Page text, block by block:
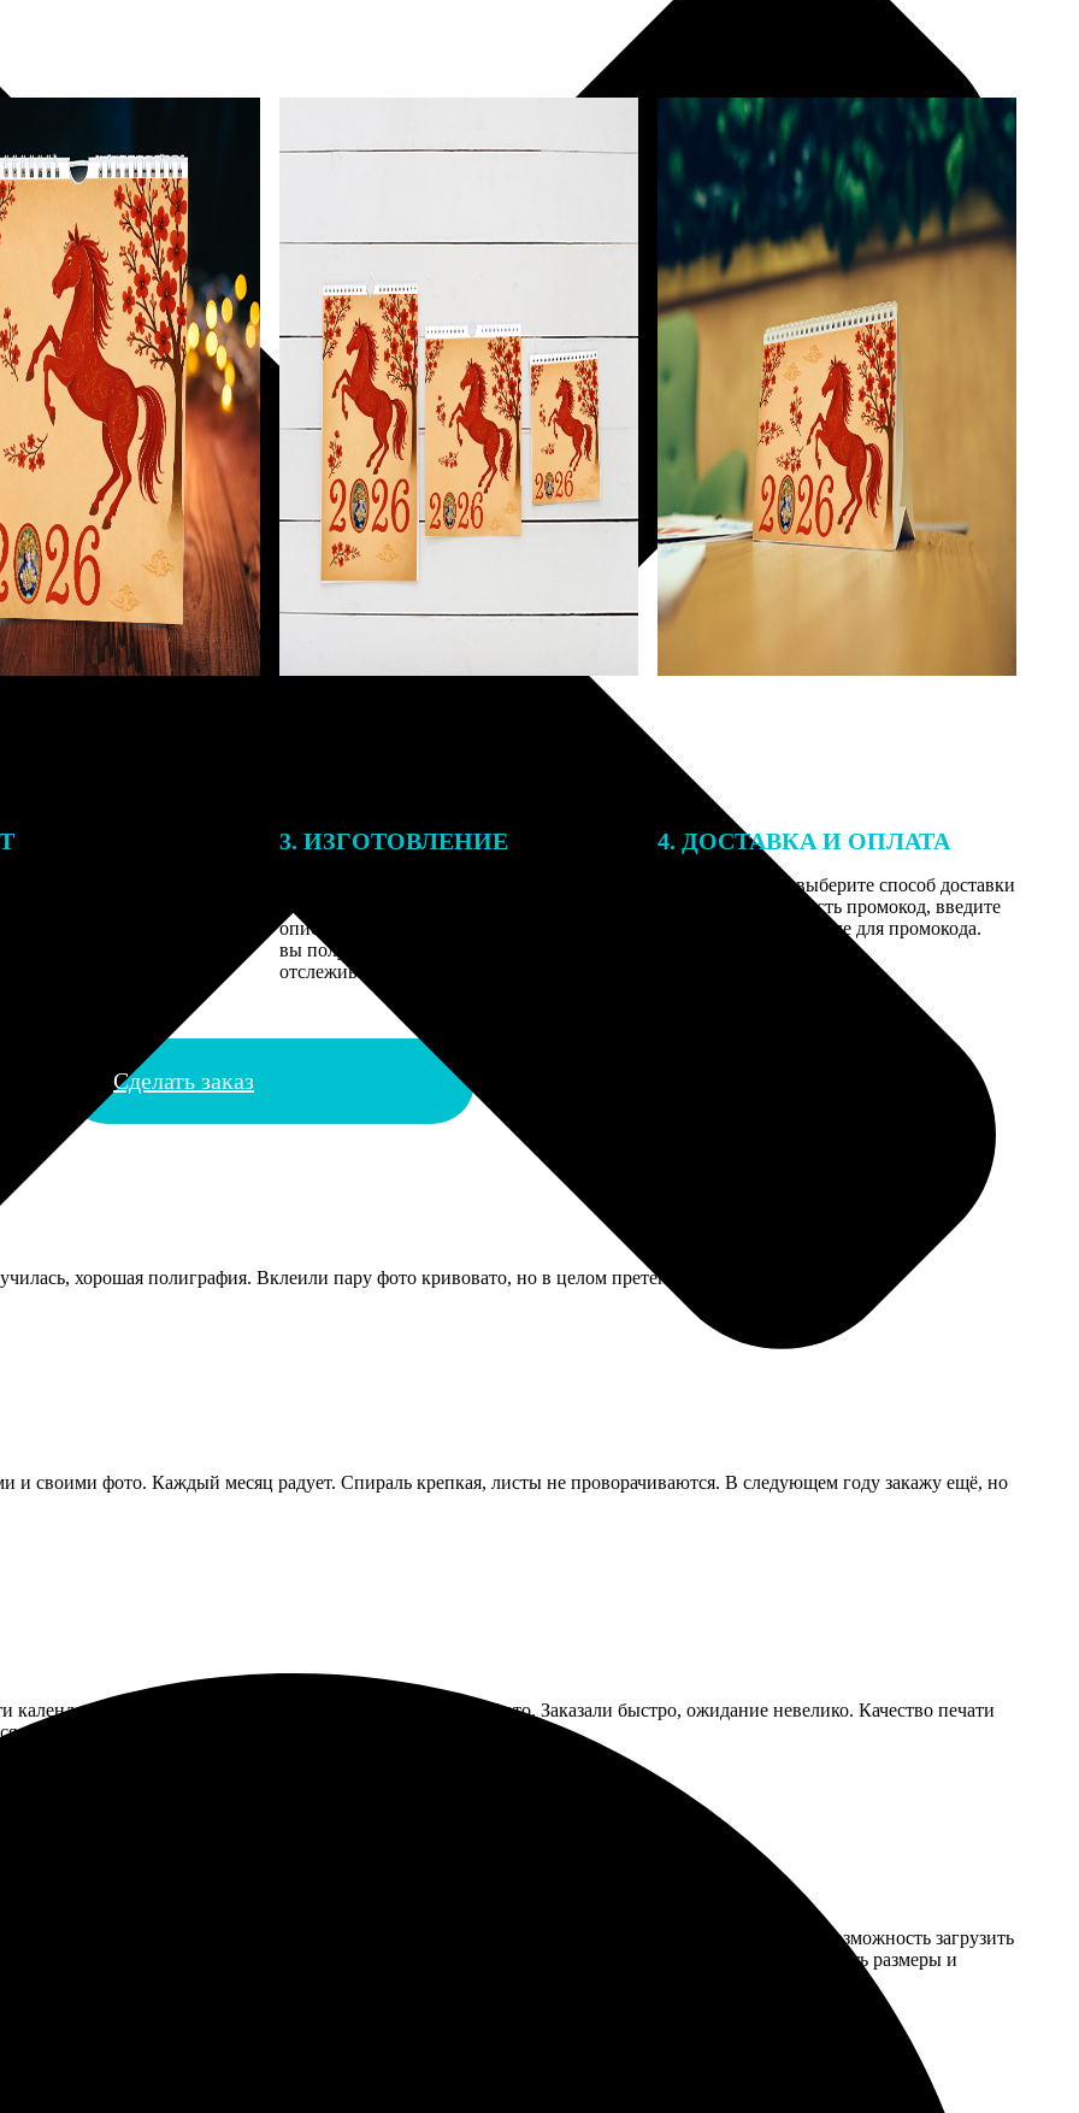
3. ИЗГОТОВЛЕНИЕ
описанием заказа. Когда отправим заказ
вы получите письмо с трек-номером для
отслеживания.
4. ДОСТАВКА И ОПЛАТА
Введите адрес и выберите способ доставки
заказа. Если у вас есть промокод, введите
его в специальное поле для промокода.
Сделать заказ
хорошая полиграфия. Вклеили пару фото кривовато, но в целом претензий нет.
и своими фото. Каждый месяц радует. Спираль крепкая, листы не проворачиваются. В следующем году закажу ещё, но
календарей. Очень удобно выбирать макеты и добавлять фото. Заказали быстро, ожидание невелико. Качество печати
снова за новыми изделиями!
восторге! Заказ оформляла на сайте, все интуитивно понятно. Выбор макетов большой, есть возможность загрузить
Календарь вышел ярким и качественным, все детали переданы четко. Приятно, что можно выбрать размеры и